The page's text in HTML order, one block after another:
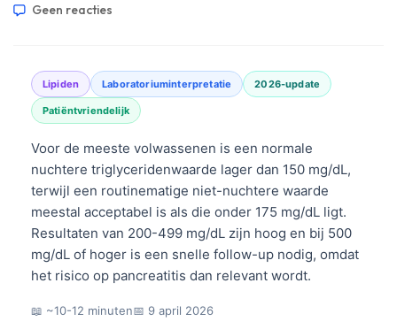
Geen reacties
Lipiden Laboratoriuminterpretatie 2026-update
Patiëntvriendelijk
Voor de meeste volwassenen is een normale
nuchtere triglyceridenwaarde lager dan 150 mg/dL,
terwijl een routinematige niet-nuchtere waarde
meestal acceptabel is als die onder 175 mg/dL ligt.
Resultaten van 200-499 mg/dL zijn hoog en bij 500
mg/dL of hoger is een snelle follow-up nodig, omdat
het risico op pancreatitis dan relevant wordt.
📖 ~10-12 minuten📅 9 april 2026